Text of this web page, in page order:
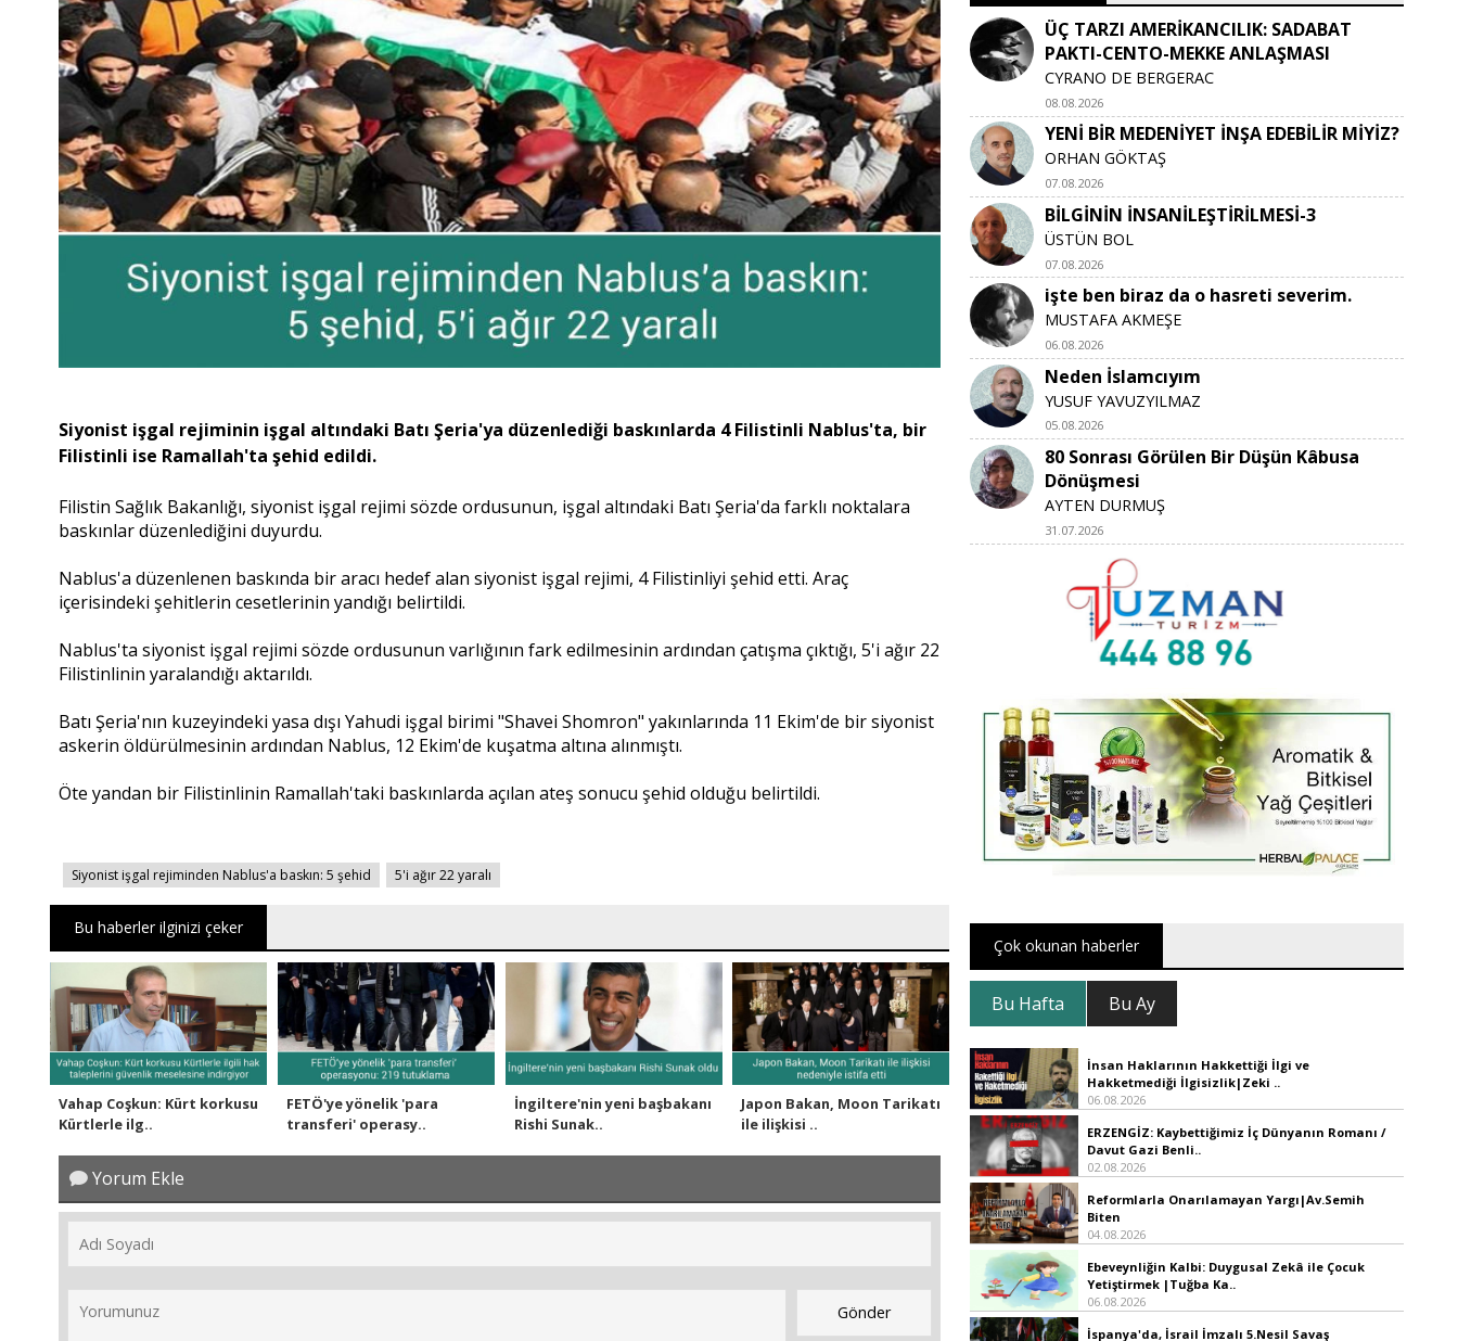
Siyonist işgal rejiminin işgal altındaki Batı Şeria'ya düzenlediği baskınlarda 4 Filistinli Nablus'ta, bir
Filistinli ise Ramallah'ta şehid edildi.
Filistin Sağlık Bakanlığı, siyonist işgal rejimi sözde ordusunun, işgal altındaki Batı Şeria'da farklı noktalara
baskınlar düzenlediğini duyurdu.
Nablus'a düzenlenen baskında bir aracı hedef alan siyonist işgal rejimi, 4 Filistinliyi şehid etti. Araç
içerisindeki şehitlerin cesetlerinin yandığı belirtildi.
Nablus'ta siyonist işgal rejimi sözde ordusunun varlığının fark edilmesinin ardından çatışma çıktığı, 5'i ağır 22
Filistinlinin yaralandığı aktarıldı.
Batı Şeria'nın kuzeyindeki yasa dışı Yahudi işgal birimi "Shavei Shomron" yakınlarında 11 Ekim'de bir siyonist
askerin öldürülmesinin ardından Nablus, 12 Ekim'de kuşatma altına alınmıştı.
Öte yandan bir Filistinlinin Ramallah'taki baskınlarda açılan ateş sonucu şehid olduğu belirtildi.
Siyonist işgal rejiminden Nablus'a baskın: 5 şehid 5'i ağır 22 yaralı
Bu haberler ilginizi çeker
Vahap Coşkun: Kürt korkusu
Kürtlerle ilg..
FETÖ'ye yönelik 'para
transferi' operasy..
İngiltere'nin yeni başbakanı
Rishi Sunak..
Japon Bakan, Moon Tarikatı
ile ilişkisi ..
Yorum Ekle
ÜÇ TARZI AMERİKANCILIK: SADABAT
PAKTI-CENTO-MEKKE ANLAŞMASI
CYRANO DE BERGERAC
08.08.2026
YENİ BİR MEDENİYET İNŞA EDEBİLİR MİYİZ?
ORHAN GÖKTAŞ
07.08.2026
BİLGİNİN İNSANİLEŞTİRİLMESİ-3
ÜSTÜN BOL
07.08.2026
işte ben biraz da o hasreti severim.
MUSTAFA AKMEŞE
06.08.2026
Neden İslamcıyım
YUSUF YAVUZYILMAZ
05.08.2026
80 Sonrası Görülen Bir Düşün Kâbusa
Dönüşmesi
AYTEN DURMUŞ
31.07.2026
Çok okunan haberler
Bu Hafta Bu Ay
İnsan Haklarının Hakkettiği İlgi ve
Hakketmediği İlgisizlik|Zeki ..
06.08.2026
ERZENGİZ: Kaybettiğimiz İç Dünyanın Romanı /
Davut Gazi Benli..
02.08.2026
Reformlarla Onarılamayan Yargı|Av.Semih
Biten
04.08.2026
Ebeveynliğin Kalbi: Duygusal Zekâ ile Çocuk
Yetiştirmek |Tuğba Ka..
06.08.2026
İspanya'da, İsrail İmzalı 5.Nesil Savaş